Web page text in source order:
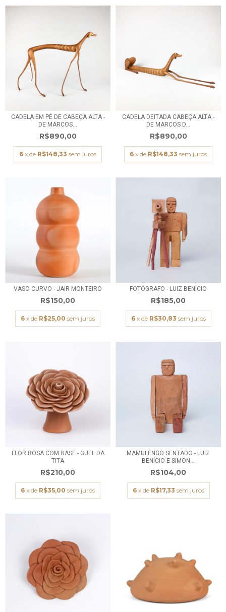
CADELA EM PÉ DE CABEÇA ALTA -
DE MARCOS...
R$890,00
6 x de R$148,33 sem juros
CADELA DEITADA CABEÇA ALTA -
DE MARCOS D...
R$890,00
6 x de R$148,33 sem juros
VASO CURVO - JAIR MONTEIRO
R$150,00
6 x de R$25,00 sem juros
FOTÓGRAFO - LUIZ BENÍCIO
R$185,00
6 x de R$30,83 sem juros
FLOR ROSA COM BASE - GUEL DA
TITA
R$210,00
6 x de R$35,00 sem juros
MAMULENGO SENTADO - LUIZ
BENÍCIO E SIMON...
R$104,00
6 x de R$17,33 sem juros